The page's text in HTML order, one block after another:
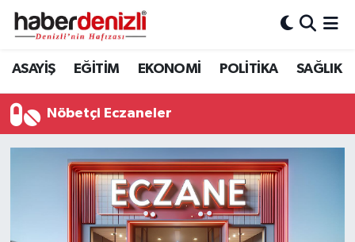
ASAYİŞ EĞİTİM EKONOMİ POLİTİKA SAĞLIK
Nöbetçi Eczaneler
Denizli Nöbetçi Eczaneler
Puan Durumu ve Fikstür
Tüm Manşetler